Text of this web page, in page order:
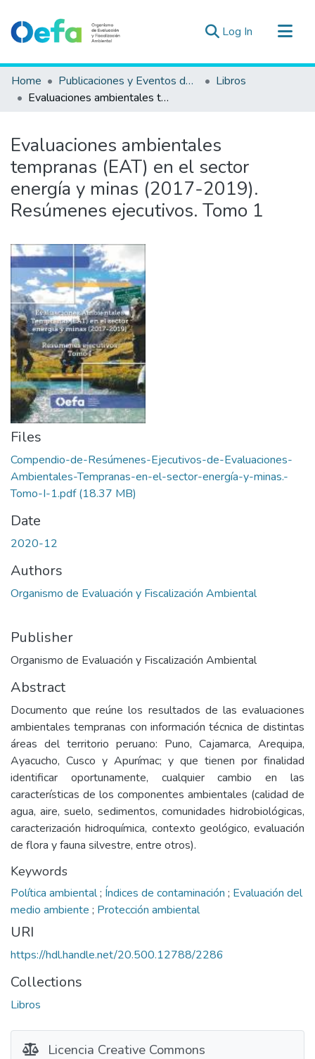
Log In (current)
Communities & Collections
All of DSpace
Estad. Externas
Guias ▾
Home Publicaciones y Eventos del OEFA
Libros
Evaluaciones ambientales tempranas (EAT) en el sector energía y minas (2017-2019). Resúmenes ejecutivos. Tomo 1
Evaluaciones ambientales
tempranas (EAT) en el sector
energía y minas (2017-2019).
Resúmenes ejecutivos. Tomo 1
Files
Compendio-de-Resúmenes-Ejecutivos-de-Evaluaciones-
Ambientales-Tempranas-en-el-sector-energía-y-minas.-
Tomo-I-1.pdf(18.37 MB)
Date
2020-12
Authors
Organismo de Evaluación y Fiscalización Ambiental
Publisher
Organismo de Evaluación y Fiscalización Ambiental
Abstract
Documento que reúne los resultados de las evaluaciones
ambientales tempranas con información técnica de distintas
áreas del territorio peruano: Puno, Cajamarca, Arequipa,
Ayacucho, Cusco y Apurímac; y que tienen por finalidad
identificar oportunamente, cualquier cambio en las
características de los componentes ambientales (calidad de
agua, aire, suelo, sedimentos, comunidades hidrobiológicas,
caracterización hidroquímica, contexto geológico, evaluación
de flora y fauna silvestre, entre otros).
Keywords
Política ambiental; Índices de contaminación ; Evaluación del
medio ambiente ; Protección ambiental
URI
https://hdl.handle.net/20.500.12788/2286
Collections
Libros
Licencia Creative Commons